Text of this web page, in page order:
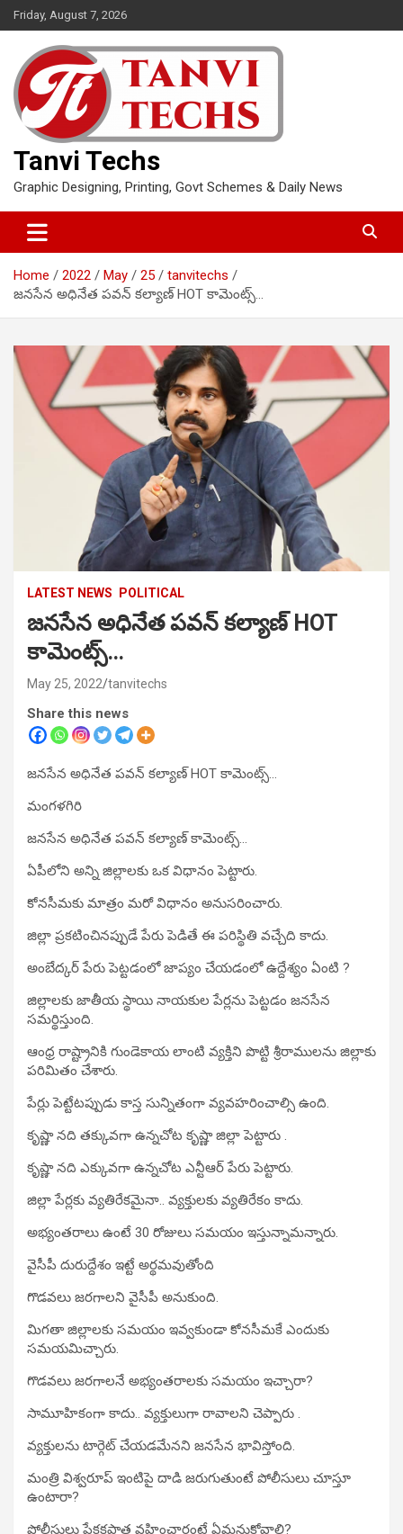
Skip
to
content
Friday, August 7, 2026
Tanvi Techs
Graphic Designing, Printing, Govt Schemes & Daily News
Home 2022 May 25
tanvitechs
జనసేన అధినేత పవన్ కల్యాణ్ HOT కామెంట్స్…
LATEST NEWS POLITICAL
జనసేన అధినేత పవన్ కల్యాణ్ HOT
కామెంట్స్…
May 25, 2022 tanvitechs
Share this news
జనసేన అధినేత పవన్ కల్యాణ్ HOT కామెంట్స్…
మంగళగిరి
జనసేన అధినేత పవన్ కల్యాణ్ కామెంట్స్…
ఏపీలోని అన్ని జిల్లాలకు ఒక విధానం పెట్టారు.
కోనసీమకు మాత్రం మరో విధానం అనుసరించారు.
జిల్లా ప్రకటించినప్పుడే పేరు పెడితే ఈ పరిస్థితి వచ్చేది కాదు.
అంబేద్కర్ పేరు పెట్టడంలో జాప్యం చేయడంలో ఉద్దేశ్యం ఏంటి ?
జిల్లాలకు జాతీయ స్థాయి నాయకుల పేర్లను పెట్టడం జనసేన
సమర్థిస్తుంది.
ఆంధ్ర రాష్ట్రానికి గుండెకాయ లాంటి వ్యక్తిని పొట్టి శ్రీరాములను జిల్లాకు
పరిమితం చేశారు.
పేర్లు పెట్టేటప్పుడు కాస్త సున్నితంగా వ్యవహరించాల్సి ఉంది.
కృష్ణా నది తక్కువగా ఉన్నచోట కృష్ణా జిల్లా పెట్టారు .
కృష్ణా నది ఎక్కువగా ఉన్నచోట ఎన్టీఆర్ పేరు పెట్టారు.
జిల్లా పేర్లకు వ్యతిరేకమైనా.. వ్యక్తులకు వ్యతిరేకం కాదు.
అభ్యంతరాలు ఉంటే 30 రోజులు సమయం ఇస్తున్నామన్నారు.
వైసీపీ దురుద్దేశం ఇట్టే అర్థమవుతోంది
గొడవలు జరగాలని వైసీపీ అనుకుంది.
మిగతా జిల్లాలకు సమయం ఇవ్వకుండా కోనసీమకే ఎందుకు
సమయమిచ్చారు.
గొడవలు జరగాలనే అభ్యంతరాలకు సమయం ఇచ్చారా?
సామూహికంగా కాదు.. వ్యక్తులుగా రావాలని చెప్పారు .
వ్యక్తులను టార్గెట్ చేయడమేనని జనసేన భావిస్తోంది.
మంత్రి విశ్వరూప్ ఇంటిపై దాడి జరుగుతుంటే పోలీసులు చూస్తూ
ఉంటారా?
పోలీసులు ప్రేక్షకపాత్ర వహించారంటే ఏమనుకోవాలి?